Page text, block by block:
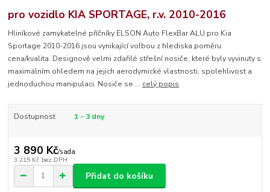
pro vozidlo KIA SPORTAGE, r.v. 2010-2016
Hliníkové zamykatelné příčníky ELSON Auto FlexBar ALU pro Kia
Sportage 2010-2016 jsou vynikající volbou z hlediska poměru
cena/kvalita. Designově velmi zdařilé střešní nosiče, které byly vyvinuty s
maximálním ohledem na jejich aerodymické vlastnosti, spolehlivost a
jednoduchou manipulaci. Nosiče se ... celý popis
Dostupnost 1 - 3 dny
3 890 Kč/sada
3 215 Kč bez DPH
Přidat do košíku